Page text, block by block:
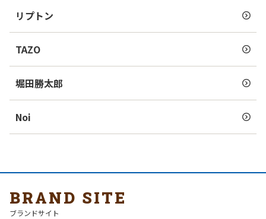
リプトン
TAZO
堀田勝太郎
Noi
BRAND SITE
ブランドサイト